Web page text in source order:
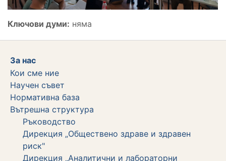
Ключови думи: няма
За нас
Кои сме ние
Научен съвет
Нормативна база
Вътрешна структура
Ръководство
Дирекция „Обществено здраве и здравен
риск"
Дирекция „Аналитични и лабораторни